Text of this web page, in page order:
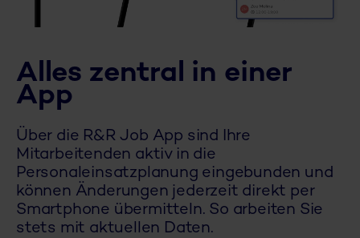
Alles zentral in einer
App
Über die R&R Job App sind Ihre
Mitarbeitenden aktiv in die
Personaleinsatzplanung eingebunden und
können Änderungen jederzeit direkt per
Smartphone übermitteln. So arbeiten Sie
stets mit aktuellen Daten.